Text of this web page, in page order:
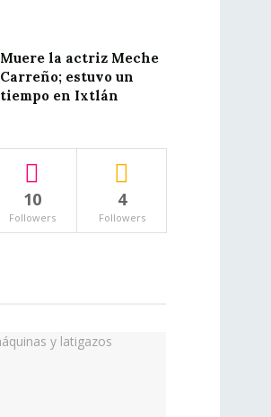
Muere la actriz Meche
Carreño; estuvo un
tiempo en Ixtlán
10
Followers
4
Followers